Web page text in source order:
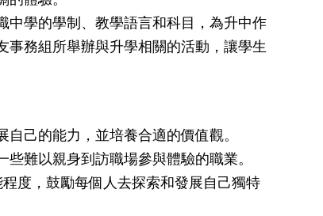
學的學制、教學語言和科目，為升中作
務組所舉辦與升學相關的活動，讓學生
己的能力，並培養合適的價值觀。
難以親身到訪職場參與體驗的職業。
度，鼓勵每個人去探索和發展自己獨特